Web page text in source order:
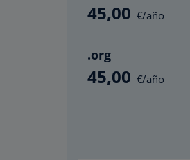
45,00 €/año
.org
45,00 €/año